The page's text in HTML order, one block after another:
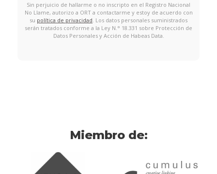
Sin perjuicio de hallarme o no inscripto en el Registro Nacional
No Llame, autorizo a ORT a contactarme y estoy de acuerdo con
su política de privacidad . Los datos personales suministrados
serán tratados conforme a la Ley N.° 18.331 sobre Protección de
Datos Personales y Acción de Habeas Data.
Miembro de: